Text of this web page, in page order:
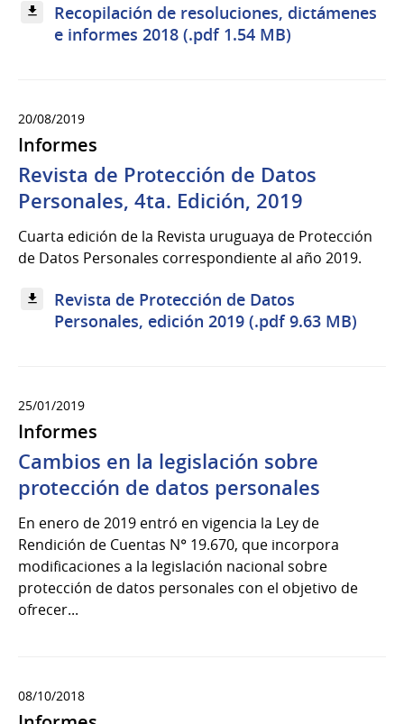
Recopilación de resoluciones, dictámenes
e informes 2018 (.pdf 1.54 MB)
20/08/2019
Informes
Revista de Protección de Datos
Personales, 4ta. Edición, 2019
Cuarta edición de la Revista uruguaya de Protección
de Datos Personales correspondiente al año 2019.
Revista de Protección de Datos
Personales, edición 2019 (.pdf 9.63 MB)
25/01/2019
Informes
Cambios en la legislación sobre
protección de datos personales
En enero de 2019 entró en vigencia la Ley de
Rendición de Cuentas N° 19.670, que incorpora
modificaciones a la legislación nacional sobre
protección de datos personales con el objetivo de
ofrecer...
08/10/2018